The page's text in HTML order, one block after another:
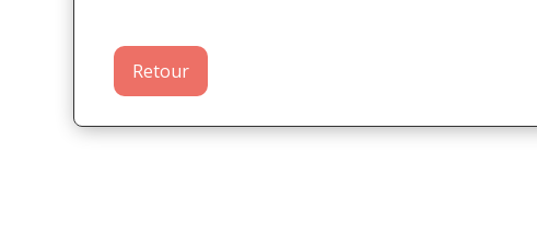
Retour